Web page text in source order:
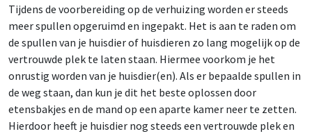
Tijdens de voorbereiding op de verhuizing worden er steeds
meer spullen opgeruimd en ingepakt. Het is aan te raden om
de spullen van je huisdier of huisdieren zo lang mogelijk op de
vertrouwde plek te laten staan. Hiermee voorkom je het
onrustig worden van je huisdier(en). Als er bepaalde spullen in
de weg staan, dan kun je dit het beste oplossen door
etensbakjes en de mand op een aparte kamer neer te zetten.
Hierdoor heeft je huisdier nog steeds een vertrouwde plek en